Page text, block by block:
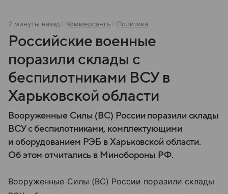
2 минуты назад Коммерсантъ Политика
Российские военные
поразили склады с
беспилотниками ВСУ в
Харьковской области
Вооруженные Силы (ВС) России поразили склады
ВСУ с беспилотниками, комплектующими
и оборудованием РЭБ в Харьковской области.
Об этом отчитались в Минобороны РФ.
Вооруженные Силы (ВС) России поразили склады